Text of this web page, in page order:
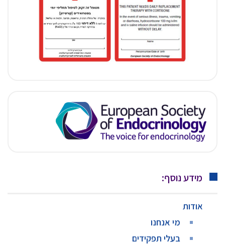
מידע נוסף:
אודות
מי אנחנו
בעלי תפקידים